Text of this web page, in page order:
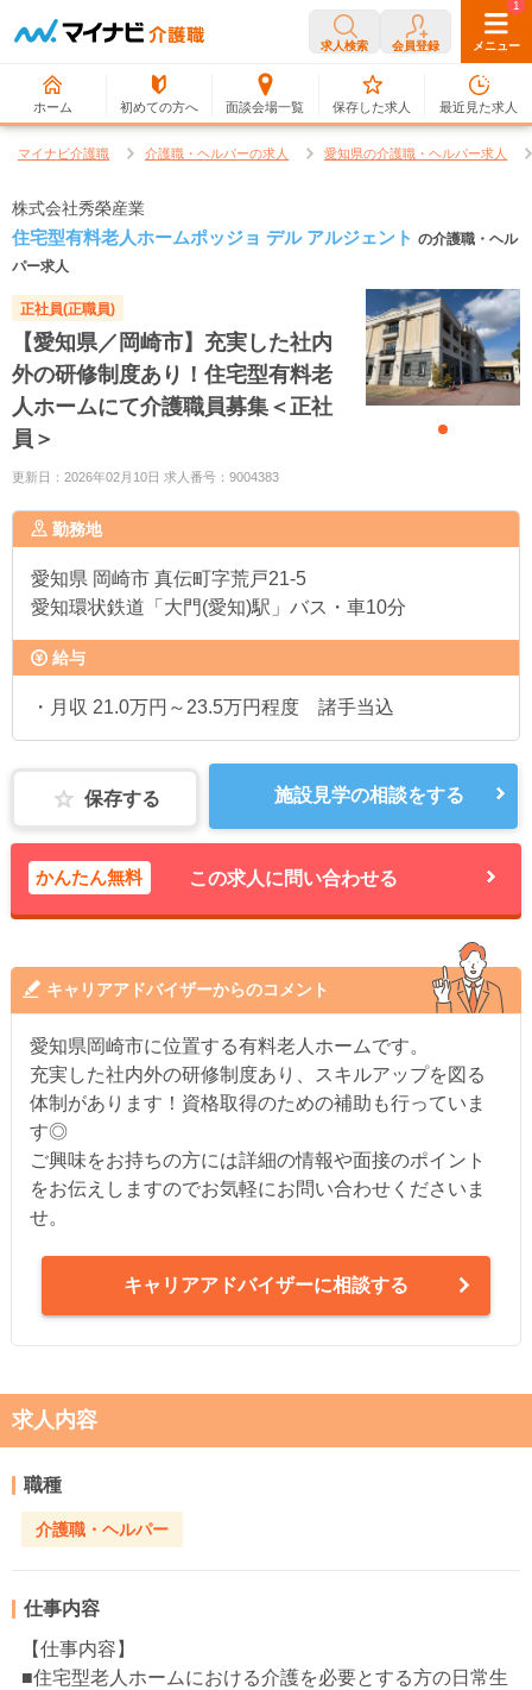
求人検索 会員登録 メニュー
ホーム 初めての方へ 面談会場一覧
0
保存した求人
1
最近見た求人
マイナビ介護職 介護職・ヘルパーの求人 愛知県の介護職・ヘルパー求人
株式会社秀榮産業
住宅型有料老人ホームポッジョ デル アルジェント の介護職・ヘル
パー求人
正社員(正職員)
【愛知県／岡崎市】充実した社内
外の研修制度あり！住宅型有料老
人ホームにて介護職員募集＜正社
員＞
更新日：2026年02月10日 求人番号：9004383
勤務地
愛知県 岡崎市 真伝町字荒戸21-5
愛知環状鉄道「大門(愛知)駅」バス・車10分
給与
・月収 21.0万円～23.5万円程度 諸手当込
保存する 施設見学の相談をする
かんたん無料 この求人に問い合わせる
キャリアアドバイザーからのコメント
愛知県岡崎市に位置する有料老人ホームです。
充実した社内外の研修制度あり、スキルアップを図る
体制があります！資格取得のための補助も行っていま
す◎
ご興味をお持ちの方には詳細の情報や面接のポイント
をお伝えしますのでお気軽にお問い合わせくださいま
せ。
キャリアアドバイザーに相談する
求人内容
職種
介護職・ヘルパー
仕事内容
【仕事内容】
■住宅型老人ホームにおける介護を必要とする方の日常生